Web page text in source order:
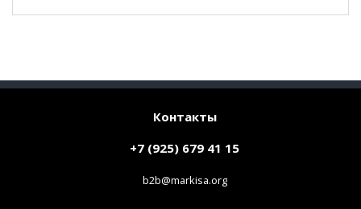
Контакты
+7 (925) 679 41 15
b2b@markisa.org